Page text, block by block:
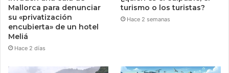
Mallorca para denunciar
su «privatización
encubierta» de un hotel
Meliá
Hace 2 días
turismo o los turistas?
Hace 2 semanas